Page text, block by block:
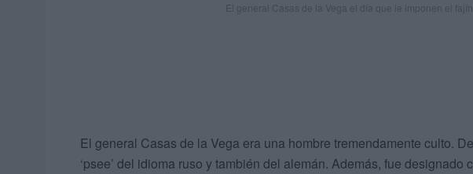
El general Casas de la Vega el día que le imponen el fajín
El general Casas de la Vega era una hombre tremendamente culto.
‘psee’ del idioma ruso y también del alemán. Además, fue